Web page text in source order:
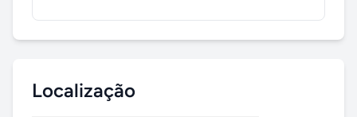
Localização